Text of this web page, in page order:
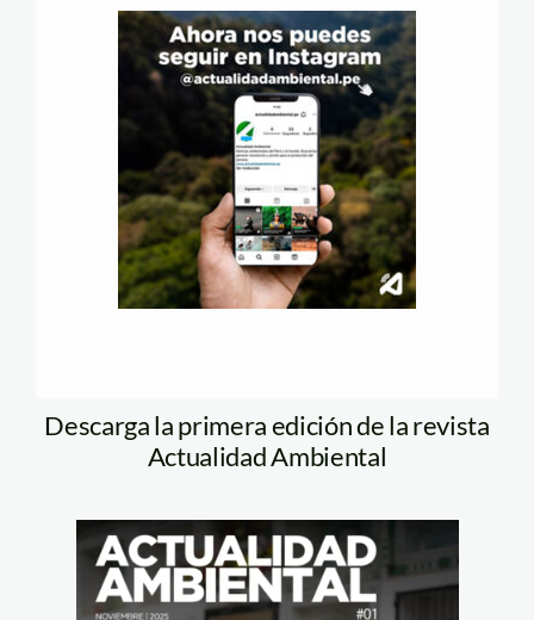
Descarga la primera edición de la revista
Actualidad Ambiental